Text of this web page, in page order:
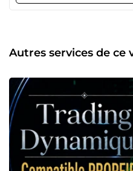
Autres services de ce